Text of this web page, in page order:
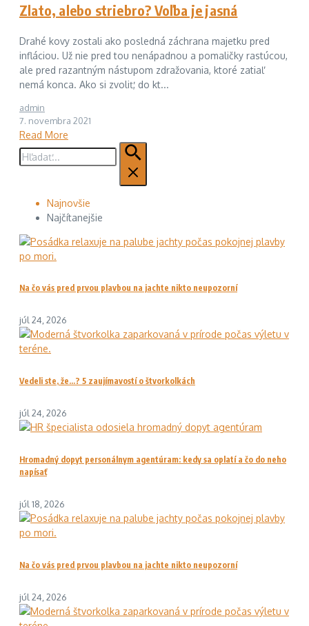
Zlato, alebo striebro? Voľba je jasná
Drahé kovy zostali ako posledná záchrana majetku pred
infláciou. Už nie pred tou nenápadnou a pomaličky rastúcou,
ale pred razantným nástupom zdražovania, ktoré zatiaľ
nemá konca. Ako si zvoliť, do kt...
admin
7. novembra 2021
Read More
Hľadať:
Najnovšie
Najčítanejšie
Na čo vás pred prvou plavbou na jachte nikto neupozorní
júl 24, 2026
Vedeli ste, že…? 5 zaujímavostí o štvorkolkách
júl 24, 2026
Hromadný dopyt personálnym agentúram: kedy sa oplatí a čo do neho
napísať
júl 18, 2026
Na čo vás pred prvou plavbou na jachte nikto neupozorní
júl 24, 2026